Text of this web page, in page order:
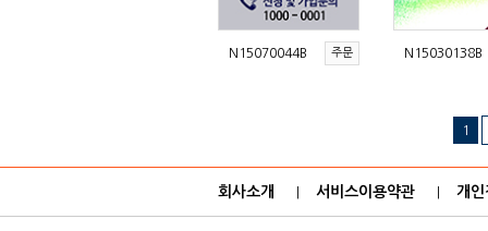
N15070044B 주문 N15030138B
1
회사소개 서비스이용약관 개인